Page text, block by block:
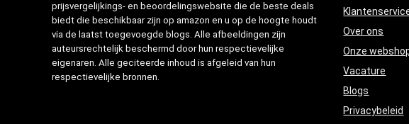
prijsvergelijkings- en beoordelingswebsite die de beste deals
biedt die beschikbaar zijn op amazon en u op de hoogte houdt
via de laatst toegevoegde blogs. Alle afbeeldingen zijn
auteursrechtelijk beschermd door hun respectievelijke
eigenaren. Alle geciteerde inhoud is afgeleid van hun
respectievelijke bronnen.
Over ons
Onze
Vacature
Blogs
Privacybeleid